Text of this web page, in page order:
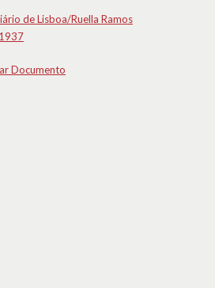
de Lisboa/Ruella Ramos
1937
Documento